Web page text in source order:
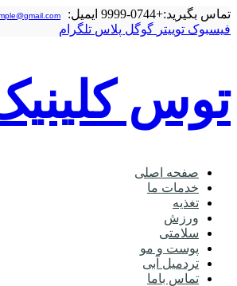
تماس بگیرید:+0744-9999 ایمیل:
فیسبوک توییتر گوگل‌ پلاس تلگرام
توس
صفحه اصلی
خدمات ما
تغذیه
ورزش
سلامتی
پوست و مو
تردمیل آبی
تماس باما